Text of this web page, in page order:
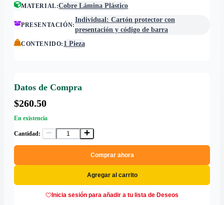
MATERIAL:Cobre Lámina Plástico
PRESENTACIÓN:
Individual: Cartón protector con
presentación y código de barra
CONTENIDO: 1 Pieza
Datos de Compra
$260.50
En existencia
Cantidad:
Comprar ahora
Agregar al carrito
Inicia sesión para añadir a tu lista de Deseos